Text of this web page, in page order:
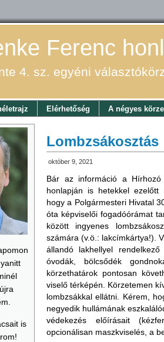
Ferenc
4. sz. egyéni
Elérhetőség A négyes
is
Lombzsákosztás
október 9, 2021
Bár az információ a
honlapján is hetekkel ezelőtt
hogy a Polgármesteri Hivatal
óta képviselői fogadóórámat
között ingyenes
számára (v.ö.: lakcímkártya!).
állandó lakhellyel
óvodák, bölcsődék
körzethatárok pontosan
viselő térképén. Körzetemen
lombzsákkal ellátni. Kérem,
negyedik hullámának
védekezés előírásait
opcionálisan maszkviselés, a